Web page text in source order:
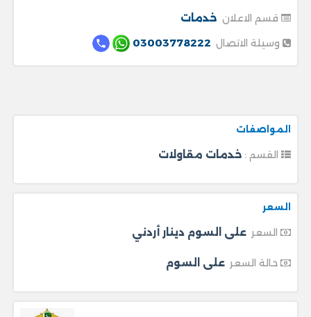
قسم الاعلان خدمات
وسيلة الاتصال 03003778222
المواصفات
خدمات مقاولات
السعر
السعر على السوم دينار أردني
حالة السعر على السوم